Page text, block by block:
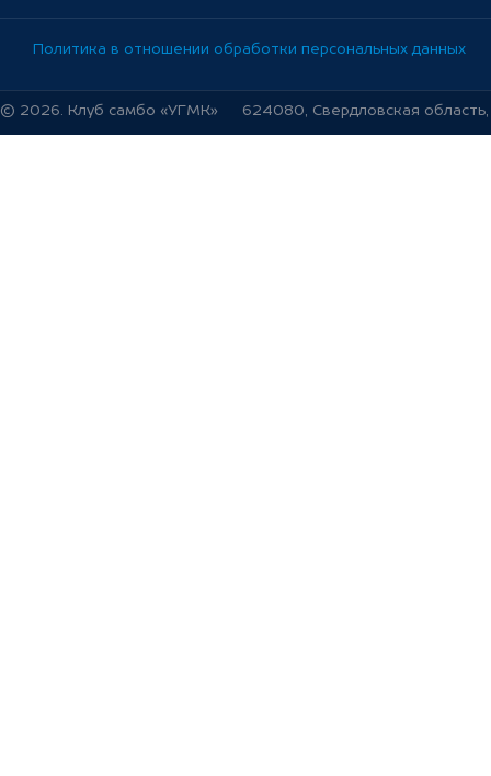
Политика в отношении обработки персональных данных
© 2026. Клуб самбо «УГМК» 624080, Свердловская